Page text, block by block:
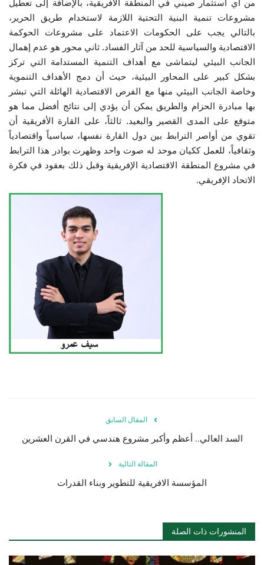
من أي استثمار صيني في المنطقة الأفريقية، بالإضافة إلى تعطيل
مشروعات تنمية البنية التحتية اللازمة لاستخدام طريق الحرير،
بالتالي يجب على الحكومات الاعتماد على مشروعات الحوكمة
الاقتصادية والسياسية للحد من آثار الفساد. ثاني محور هو عدم إهمال
الجانب البيئي ليتماشى مع أهداف التنمية المستدامة التي تركز
بشكل كبير على المحاور البيئية، حيث أن دمج الأهداف التنموية
وخاصة الجانب البيئي منها مع الفرص الاقتصادية الهائلة التي تبشر
بها مبادرة الحزام والطريق يمكن أن يؤدي إلى نتائج أفضل مما هو
متوقع على المدى القصير والبعيد. ثالثاً، على القارة الأفريقية أن
تقوي من أواصر الترابط بين دول القارة نفسها، سياسياً واقتصادياً
وثقافياً، للعمل ككيان موحد له صوت واحد وظهرت بوادر هذا الترابط
في مشروع المنطقة الاقتصادية الإفريقية وقبل ذلك بعقود في فكرة
الاتحاد الإفريقي.
المقال السابق
السد العالي.. أعظم وأكبر مشروع هندسي في القرن العشرين
المقالة التالية
المؤسسة الافريقية للتطوير وبناء القدرات
المنشورات ذات الصلة